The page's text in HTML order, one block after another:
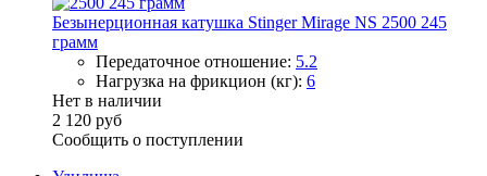
Безынерционная катушка Stinger Mirage NS 2500 245
грамм
Передаточное отношение: 5.2
Нагрузка на фрикцион (кг): 6
Нет в наличии
2 120 руб
Сообщить о поступлении